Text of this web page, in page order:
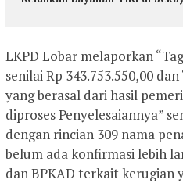
LKPD Lobar melaporkan
senilai Rp 343.753.550,00
yang berasal dari hasil
diproses Penyelesaiannya”
dengan rincian 309 nama
belum ada konfirmasi lebih
dan BPKAD terkait kerugian